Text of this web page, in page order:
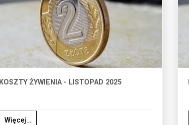
KOSZTY ŻYWIENIA - LISTOPAD 2025
Więcej…